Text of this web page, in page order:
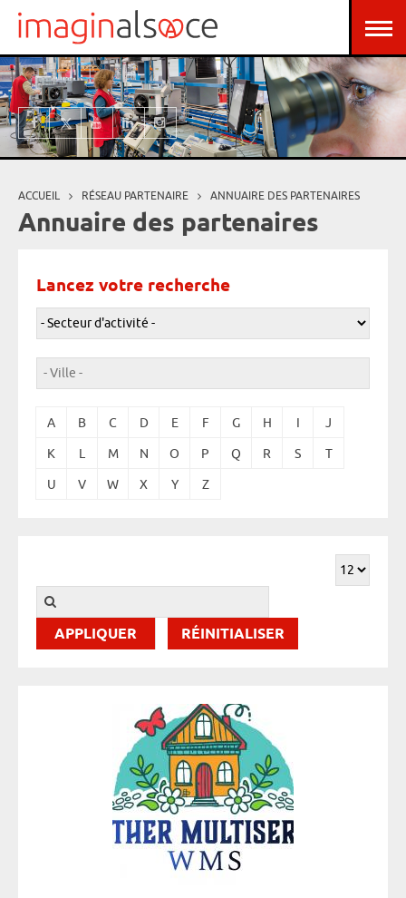
Aller au contenu principal
Vous êtes ici
ACCUEIL RÉSEAU PARTENAIRE ANNUAIRE DES PARTENAIRES
Annuaire des partenaires
Lancez votre recherche
A B C D E F G H I J
K L M N O P Q R S T
U V W X Y Z
RÉINITIALISER
Panneau de gestion des cookies